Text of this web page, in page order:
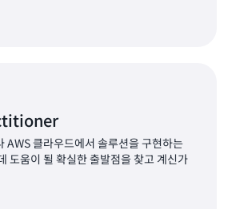
AWS 클라우드에서 솔루션을 구현하는
도움이 될 확실한 출발점을 찾고 계신가